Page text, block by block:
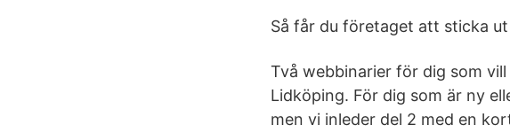
Så får du företaget att sticka
Två webbinarier för dig som
Lidköping. För dig som är ny
men vi inleder del 2 med en